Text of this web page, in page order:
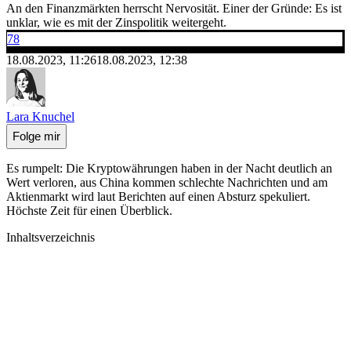
An den Finanzmärkten herrscht Nervosität. Einer der Gründe: Es ist
unklar, wie es mit der Zinspolitik weitergeht.
78
18.08.2023, 11:2618.08.2023, 12:38
Lara Knuchel
Folge mir
Es rumpelt: Die Kryptowährungen haben in der Nacht deutlich an
Wert verloren, aus China kommen schlechte Nachrichten und am
Aktienmarkt wird laut Berichten auf einen Absturz spekuliert.
Höchste Zeit für einen Überblick.
Inhaltsverzeichnis